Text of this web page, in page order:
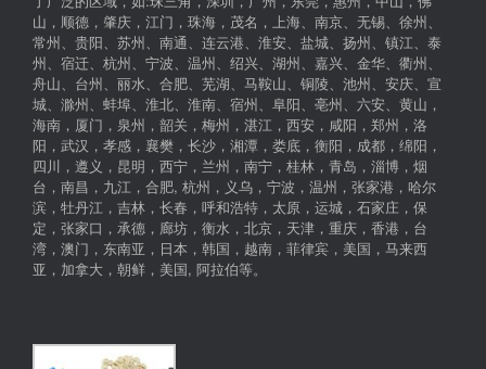
山，顺德，肇庆，江门，珠海，茂名，上海、南京、无锡、徐州、
常州、贵阳、苏州、南通、连云港、淮安、盐城、扬州、镇江、泰
州、宿迁、杭州、宁波、温州、绍兴、湖州、嘉兴、金华、衢州、
舟山、台州、丽水、合肥、芜湖、马鞍山、铜陵、池州、安庆、宣
城、滁州、蚌埠、淮北、淮南、宿州、阜阳、亳州、六安、黄山，
海南，厦门，泉州，韶关，梅州，湛江，西安，咸阳，郑州，洛
阳，武汉，孝感，襄樊，长沙，湘潭，娄底，衡阳，成都，绵阳，
四川，遵义，昆明，西宁，兰州，南宁，桂林，青岛，淄博，烟
台，南昌，九江，合肥, 杭州，义乌，宁波，温州，张家港，哈尔
滨，牡丹江，吉林，长春，呼和浩特，太原，运城，石家庄，保
定，张家口，承德，廊坊，衡水，北京，天津，重庆，香港，台
湾，澳门，东南亚，日本，韩国，越南，菲律宾，美国，马来西
亚，加拿大，朝鲜，美国, 阿拉伯等。